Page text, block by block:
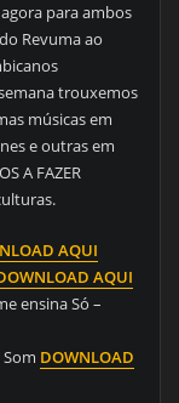
para ambos
Revuma ao
trouxemos
músicas em
e outras em
A FAZER
AQUI
AQUI
ensina Só –
DOWNLOAD